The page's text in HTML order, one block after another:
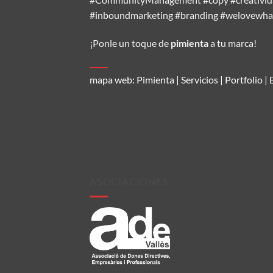
#inboundmarketing #branding
¡Ponle un toque de pimientaa tu marca!
mapa web: Pimienta | Servicios | Portfolio |